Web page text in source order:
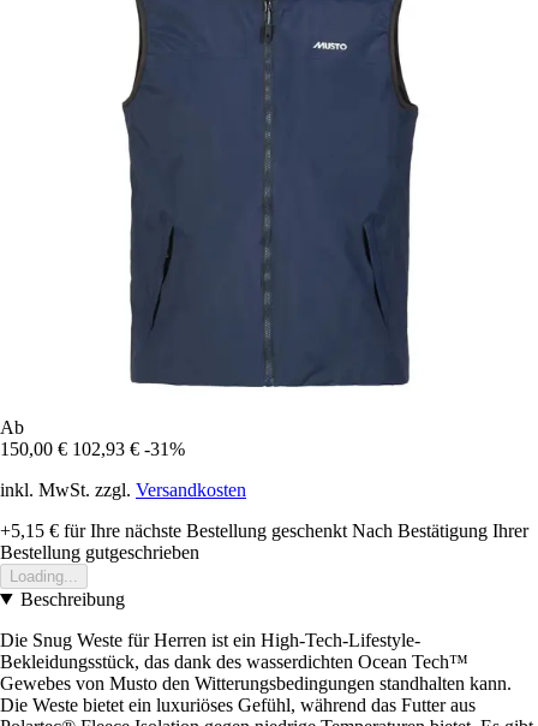
Ab
150,00 € 102,93 € -31%
inkl. MwSt. zzgl. Versandkosten
+5,15 € für Ihre nächste Bestellung geschenkt Nach Bestätigung Ihrer
Bestellung gutgeschrieben
Loading...
Beschreibung
Die Snug Weste für Herren ist ein High-Tech-Lifestyle-
Bekleidungsstück, das dank des wasserdichten Ocean Tech™
Gewebes von Musto den Witterungsbedingungen standhalten kann.
Die Weste bietet ein luxuriöses Gefühl, während das Futter aus